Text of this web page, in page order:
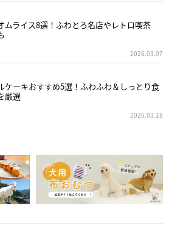
ムライス8選！ふわとろ名店やレトロ喫茶
2026.03.07
ケーキおすすめ5選！ふわふわ＆しっとり食
厳選
2026.03.28